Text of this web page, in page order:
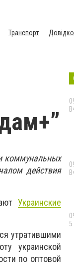
Транспорт
коммунальных
действия
Украинские
утратившими
украинской
по оптовой